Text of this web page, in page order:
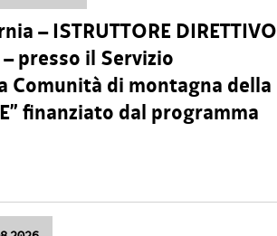
– ISTRUTTORE DIRETTIVO
presso il Servizio
Comunità di montagna della
finanziato dal programma